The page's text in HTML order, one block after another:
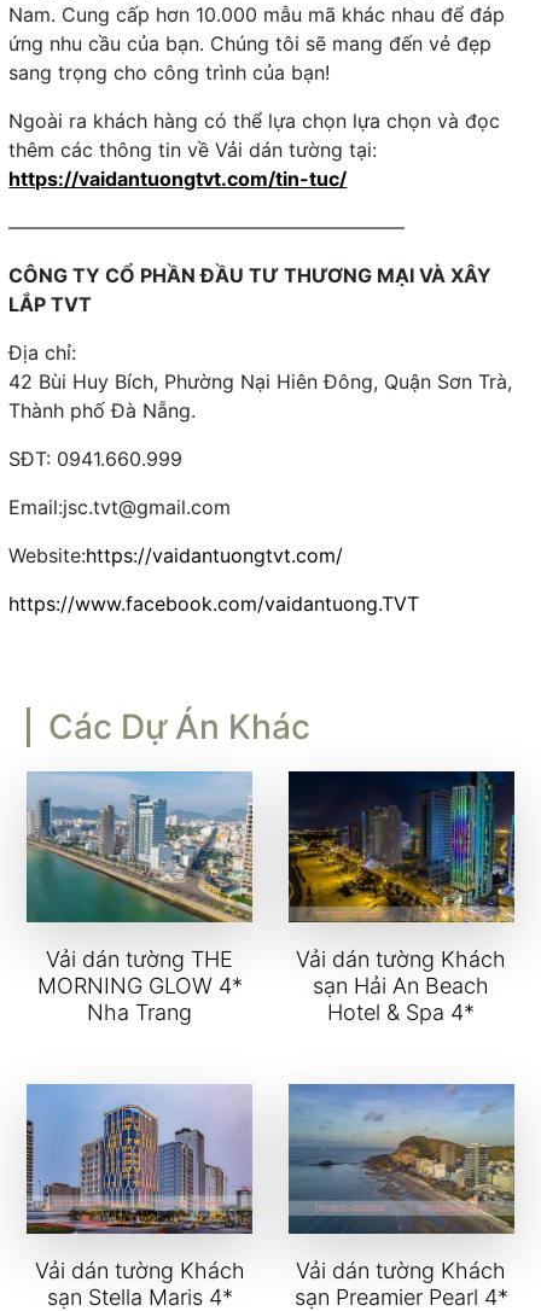
Nam. Cung cấp hơn 10.000 mẫu mã khác nhau để đáp
ứng nhu cầu của bạn. Chúng tôi sẽ mang đến vẻ đẹp
sang trọng cho công trình của bạn!
Ngoài ra khách hàng có thể lựa chọn lựa chọn và đọc
thêm các thông tin về Vải dán tường tại:
https://vaidantuongtvt.com/tin-tuc/
————————————————————–
CÔNG TY CỔ PHẦN ĐẦU TƯ THƯƠNG MẠI VÀ XÂY
LẮP TVT
Địa chỉ:
42 Bùi Huy Bích, Phường Nại Hiên Đông, Quận Sơn Trà,
Thành phố Đà Nẵng.
SĐT: 0941.660.999
Email:jsc.tvt@gmail.com
Website:https://vaidantuongtvt.com/
https://www.facebook.com/vaidantuong.TVT
Các Dự Án Khác
Vải dán tường THE
MORNING GLOW 4*
Nha Trang
Vải dán tường Khách
sạn Hải An Beach
Hotel & Spa 4*
Vải dán tường Khách
sạn Stella Maris 4*
Vải dán tường Khách
sạn Preamier Pearl 4*